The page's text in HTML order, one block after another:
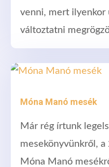
venni, mert ilyenkor
változtatni
Móna Manó mesék
Már rég írtunk
mesekönyvünkről,
Móna Manó